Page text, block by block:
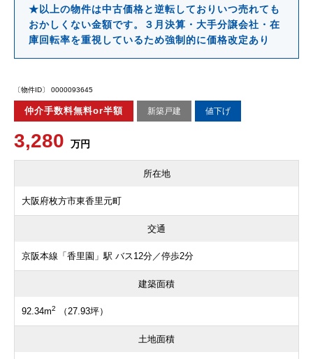
★以上の物件は中古価格と逆転しておりいつ売れても
おかしくない金額です。３月決算・大手分譲会社・在
庫回転率を重視しているため強制的に価格改定あり
〔物件ID〕 0000093645
仲介手数料無料or半額 新築戸建 値下げ
3,280 万円
所在地
大阪府枚方市東香里元町
交通
京阪本線「香里園」駅 バス12分／停歩2分
建築面積
92.34m2 （27.93坪）
土地面積